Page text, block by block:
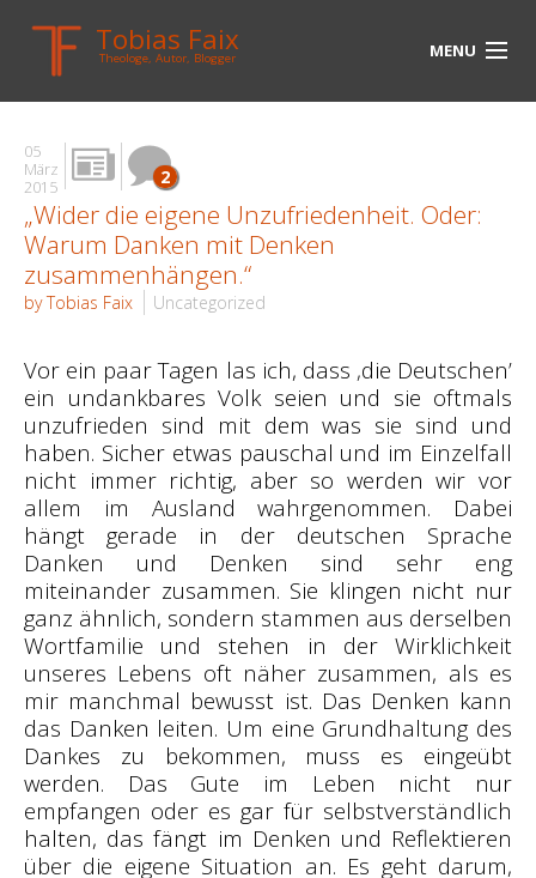
Tobias Faix
Theologe, Autor, Blogger MENU
HOME
BLOG
BIOGRAPHIE
UNTERWEGS
MEDIEN
KONTAKT
LINKS
05
März
2015
2
„Wider die eigene Unzufriedenheit. Oder:
Warum Danken mit Denken
zusammenhängen.“
by Tobias Faix Uncategorized
Vor ein paar Tagen las ich, dass ‚die Deutschen’
ein undankbares Volk seien und sie oftmals
unzufrieden sind mit dem was sie sind und
haben. Sicher etwas pauschal und im Einzelfall
nicht immer richtig, aber so werden wir vor
allem im Ausland wahrgenommen. Dabei
hängt gerade in der deutschen Sprache
Danken und Denken sind sehr eng
miteinander zusammen. Sie klingen nicht nur
ganz ähnlich, sondern stammen aus derselben
Wortfamilie und stehen in der Wirklichkeit
unseres Lebens oft näher zusammen, als es
mir manchmal bewusst ist. Das Denken kann
das Danken leiten. Um eine Grundhaltung des
Dankes zu bekommen, muss es eingeübt
werden. Das Gute im Leben nicht nur
empfangen oder es gar für selbstverständlich
halten, das fängt im Denken und Reflektieren
über die eigene Situation an. Es geht darum,